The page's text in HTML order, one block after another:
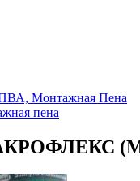
Монтажная Пена
пена